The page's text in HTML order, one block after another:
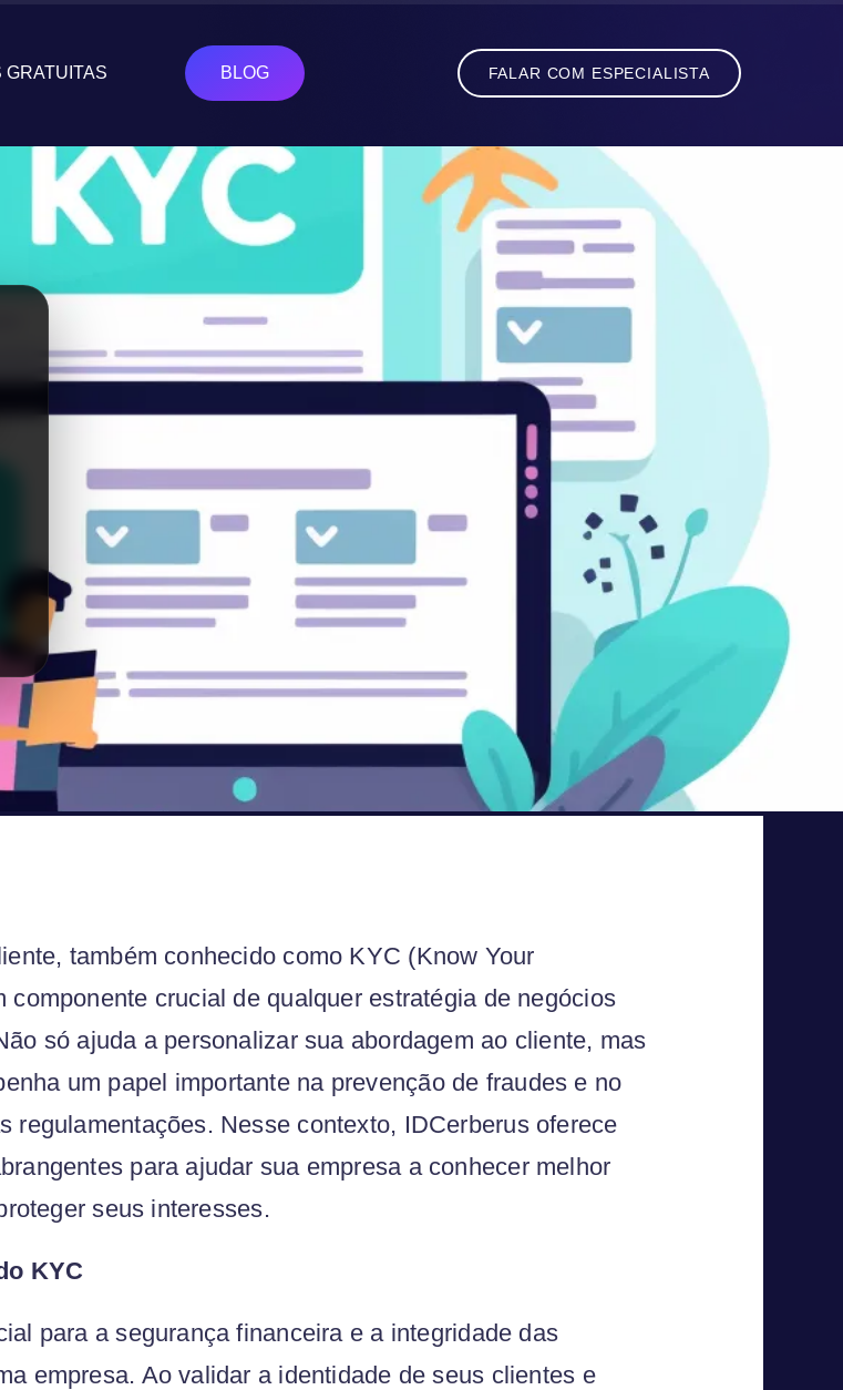
GRATUITAS BLOG FALAR COM ESPECIALISTA
também conhecido como KYC (Know Your
componente crucial de qualquer estratégia de negócios
só ajuda a personalizar sua abordagem ao cliente, mas
um papel importante na prevenção de fraudes e no
regulamentações. Nesse contexto, IDCerberus oferece
para ajudar sua empresa a conhecer melhor
seus interesses.
KYC
para a segurança financeira e a integridade das
empresa. Ao validar a identidade de seus clientes e